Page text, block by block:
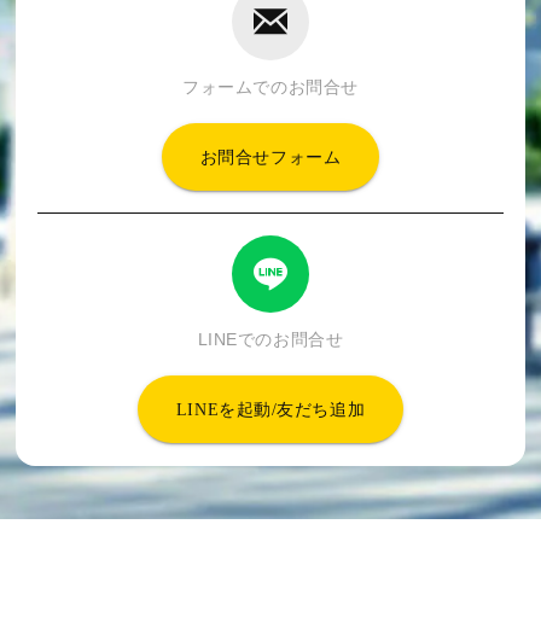
フォームでのお問合せ
お問合せフォーム
LINEでのお問合せ
LINEを起動/友だち追加